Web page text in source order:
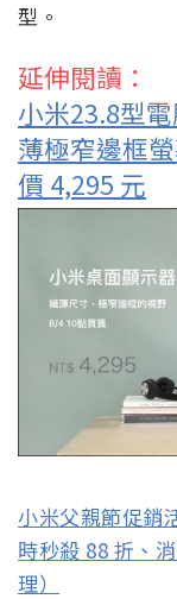
型。
延伸閱讀：
小米23.8型
薄極窄邊框
價 4,295 元
小米父親節促銷
時秒殺 88 折、
理）